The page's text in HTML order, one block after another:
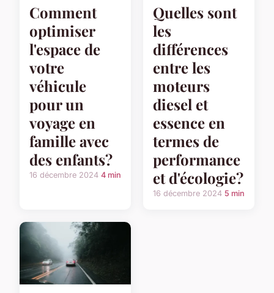
Comment
optimiser
l'espace de
votre
véhicule
pour un
voyage en
famille avec
des enfants?
16 décembre 2024 4 min
Quelles sont
les
différences
entre les
moteurs
diesel et
essence en
termes de
performance
et d'écologie?
16 décembre 2024 5 min